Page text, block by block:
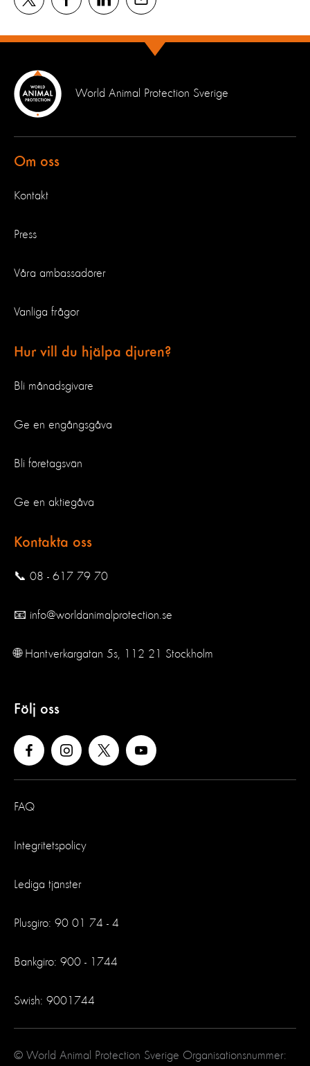
World Animal Protection Sverige
Om oss
Kontakt
Press
Våra ambassadörer
Vanliga frågor
Hur vill du hjälpa djuren?
Bli månadsgivare
Ge en engångsgåva
Bli företagsvän
Ge en aktiegåva
Kontakta oss
📞 08 - 617 79 70
📧 info@worldanimalprotection.se
🌐 Hantverkargatan 5s, 112 21 Stockholm
Följ oss
FAQ
Integritetspolicy
Lediga tjänster
Plusgiro: 90 01 74 - 4
Bankgiro: 900 - 1744
Swish: 9001744
© World Animal Protection Sverige Organisationsnummer: